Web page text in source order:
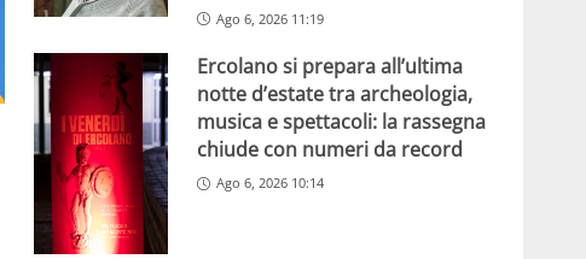
Ago 6, 2026 11:19
Ercolano si prepara all’ultima
notte d’estate tra archeologia,
musica e spettacoli: la rassegna
chiude con numeri da record
Ago 6, 2026 10:14